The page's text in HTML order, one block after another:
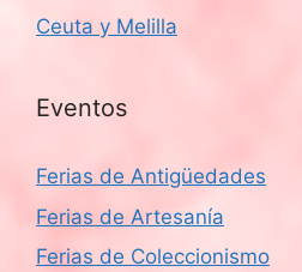
Ceuta y Melilla
Eventos
Ferias de Antigüedades
Ferias de Artesanía
Ferias de Coleccionismo